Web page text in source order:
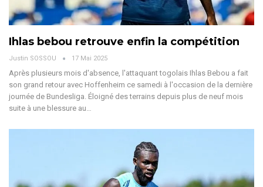
Ihlas bebou retrouve enfin la compétition
Justin SOSSOU 17 Mai 2025
Après plusieurs mois d'absence, l'attaquant togolais Ihlas Bebou a fait
son grand retour avec Hoffenheim ce samedi à l'occasion de la dernière
journée de Bundesliga. Éloigné des terrains depuis plus de neuf mois
suite à une blessure au…